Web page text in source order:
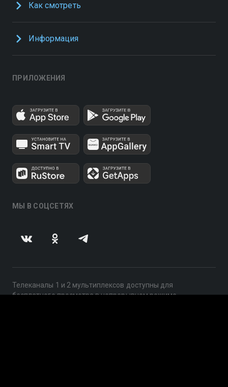
Как смотреть
Информация
ПРИЛОЖЕНИЯ
МЫ В СОЦСЕТЯХ
Телеканалы 1 и 2 мультиплексов доступны для
бесплатного просмотра в непрерывном режиме,